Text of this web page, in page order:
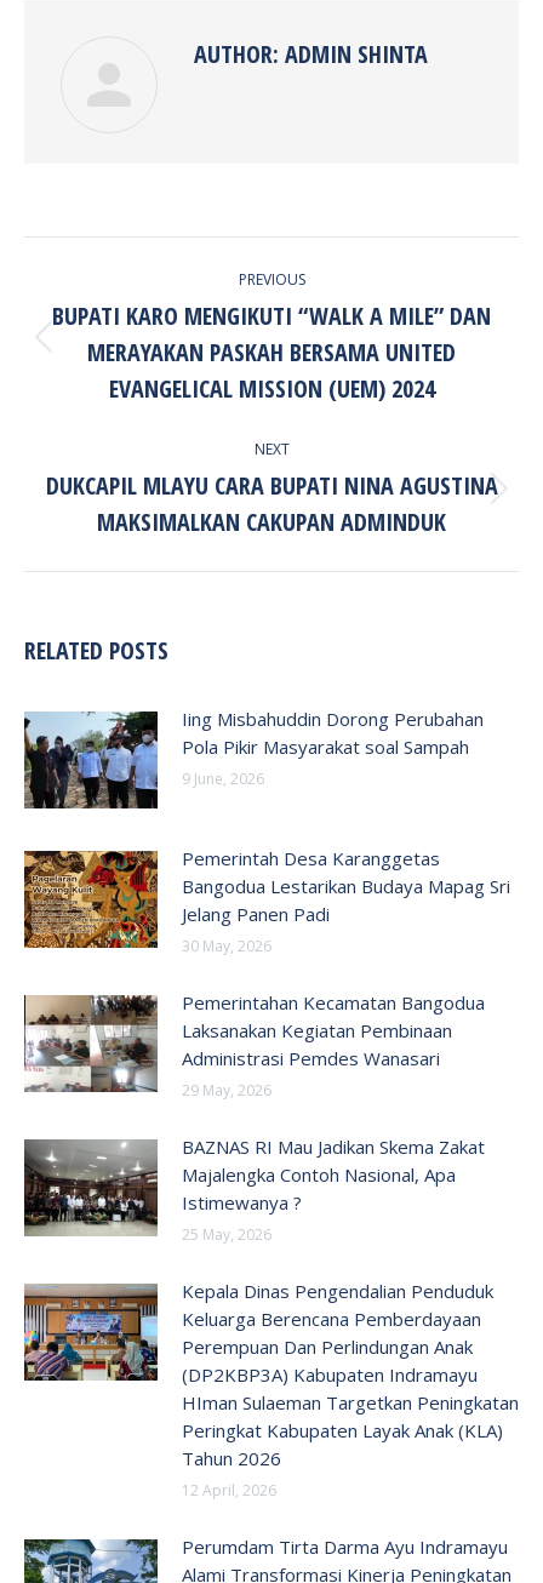
AUTHOR: ADMIN SHINTA
PREVIOUS
Previous
post:
BUPATI KARO MENGIKUTI “WALK A MILE” DAN
MERAYAKAN PASKAH BERSAMA UNITED
EVANGELICAL MISSION (UEM) 2024
NEXT
Next
post:
DUKCAPIL MLAYU CARA BUPATI NINA AGUSTINA
MAKSIMALKAN CAKUPAN ADMINDUK
RELATED POSTS
Iing Misbahuddin Dorong Perubahan
Pola Pikir Masyarakat soal Sampah
9 June, 2026
Pemerintah Desa Karanggetas
Bangodua Lestarikan Budaya Mapag Sri
Jelang Panen Padi
30 May, 2026
Pemerintahan Kecamatan Bangodua
Laksanakan Kegiatan Pembinaan
Administrasi Pemdes Wanasari
29 May, 2026
BAZNAS RI Mau Jadikan Skema Zakat
Majalengka Contoh Nasional, Apa
Istimewanya ?
25 May, 2026
Kepala Dinas Pengendalian Penduduk
Keluarga Berencana Pemberdayaan
Perempuan Dan Perlindungan Anak
(DP2KBP3A) Kabupaten Indramayu
HIman Sulaeman Targetkan Peningkatan
Peringkat Kabupaten Layak Anak (KLA)
Tahun 2026
12 April, 2026
Perumdam Tirta Darma Ayu Indramayu
Alami Transformasi Kinerja Peningkatan